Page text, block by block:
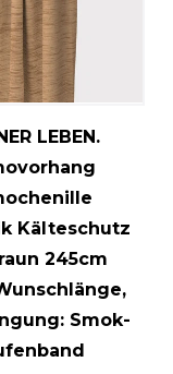
LEBEN.
Kälteschutz
245cm
,
Smok-